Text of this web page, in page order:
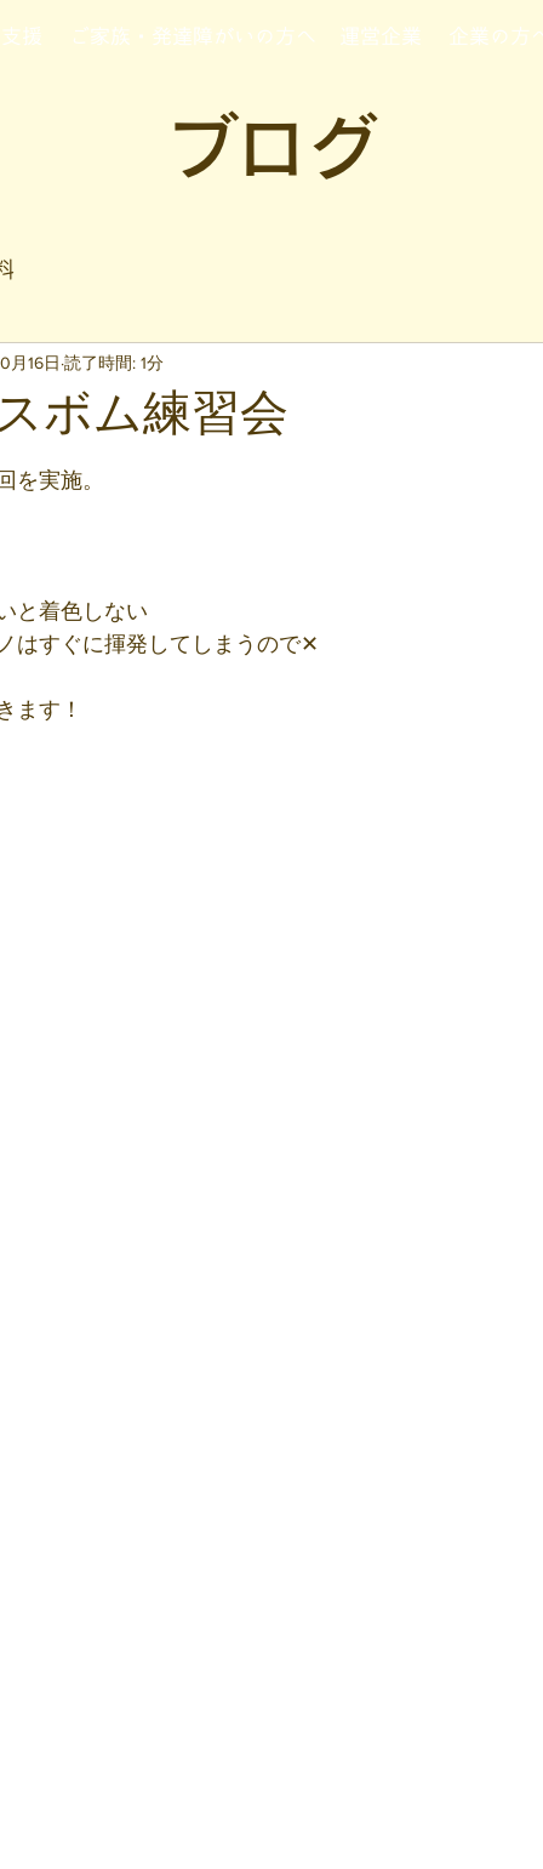
援 ご家族・発達障がいの方へ 運営企業 企業の方
ブログ
ボム練習会
月16日 読了時間: 1分
を実施。
と着色しない
はすぐに揮発してしまうので✕
ます！